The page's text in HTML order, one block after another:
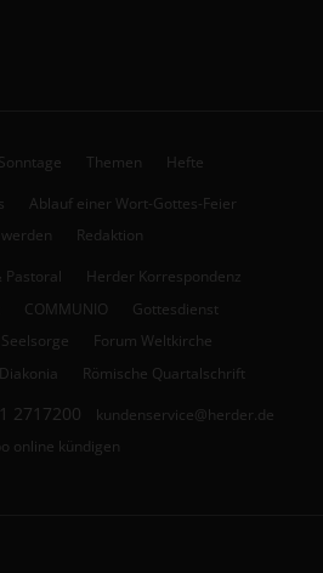
Sonntage Themen Hefte
Ablauf einer Wort-Gottes-Feier
Redaktion
Pastoral
Herder Korrespondenz
COMMUNIO
Gottesdienst
Forum Weltkirche
Diakonia Römische Quartalschrift
2717200
kundenservice@herder.de
online kündigen